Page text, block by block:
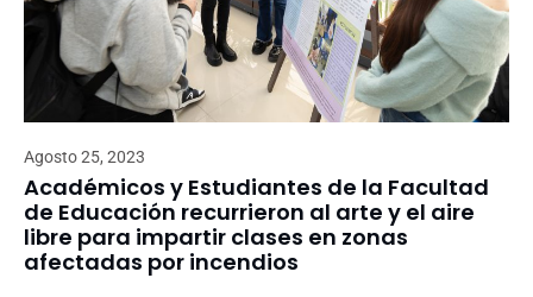
Agosto 25, 2023
Académicos y Estudiantes de la Facultad
de Educación recurrieron al arte y el aire
libre para impartir clases en zonas
afectadas por incendios